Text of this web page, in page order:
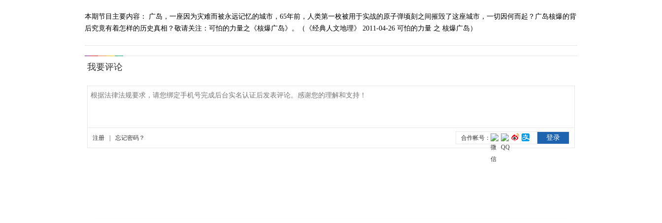
2011-05-06 00:25:23
《经典人文地理》 2011-
05-06
本期节目主要内容： 广岛，一座因为灾难而被永远记忆的城市，65年前，人类第一枚被用于实战的原子弹顷刻之间摧毁了这座城市，一切因何而起？广岛核爆的背
后究竟有着怎样的历史真相？敬请关注：可怕的力量之《核爆广岛》。（《经典人文地理》 2011-04-26 可怕的力量 之 核爆广岛）